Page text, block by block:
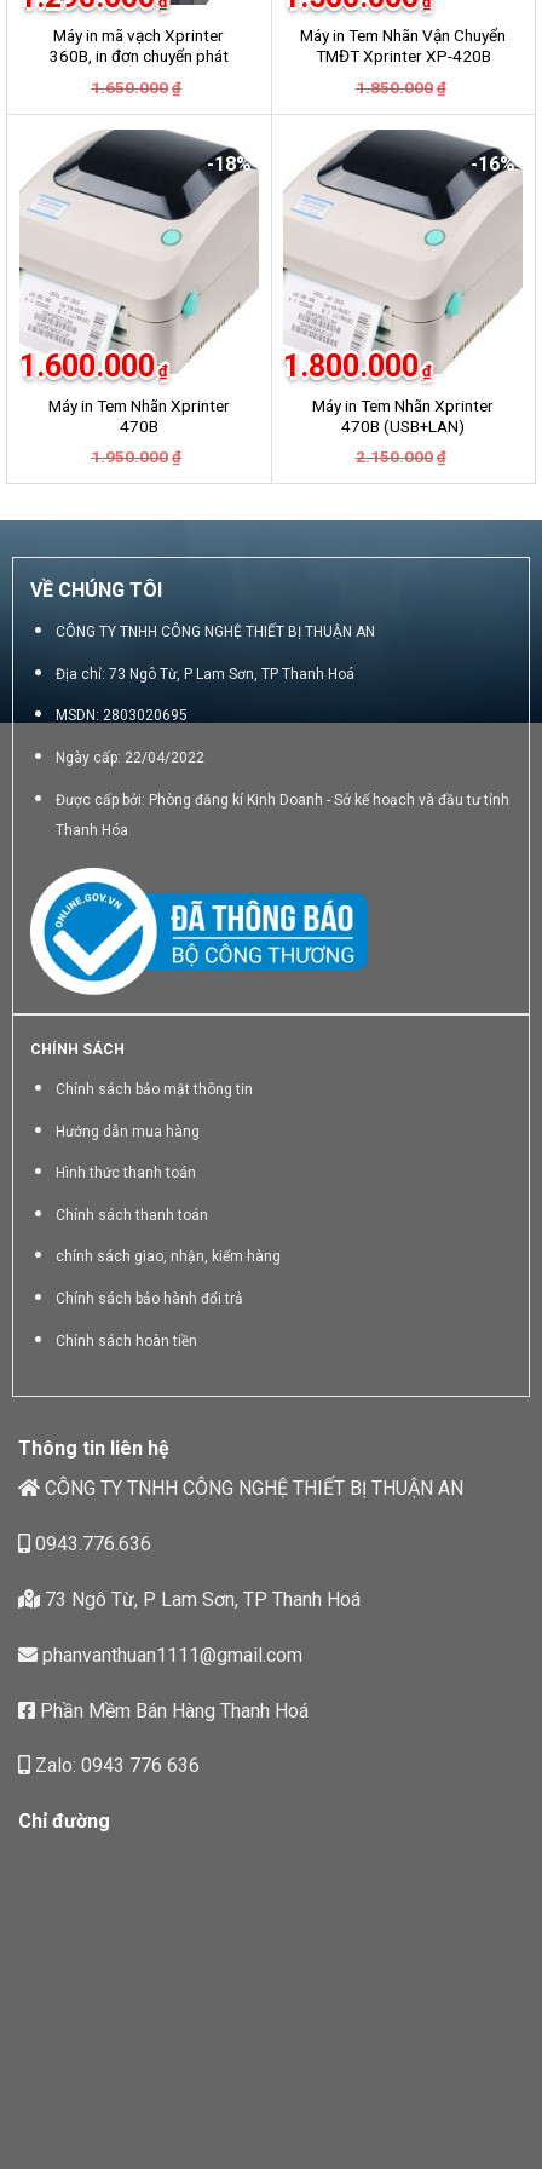
Máy in mã vạch Xprinter
360B, in đơn chuyển phát
GHN, GHTK, Viettel Post,
VNpost, Best, J&T
1.650.000 ₫
là:
1.650.000₫.
tại
là:
1.290.000₫.
Máy in Tem Nhãn Vận Chuyển
TMĐT Xprinter XP-420B
1.850.000 ₫
là:
1.850.000₫.
tại
là:
1.500.000₫.
-18%
Máy in Tem Nhãn Xprinter
470B
1.950.000 ₫
là:
1.600.000 ₫
tại
1.600.000₫.
-16%
Máy in Tem Nhãn Xprinter
470B (USB+LAN)
2.150.000 ₫
là:
1.800.000 ₫
tại
1.800.000₫.
VỀ CHÚNG TÔI
CÔNG TY TNHH CÔNG NGHỆ THIẾT BỊ THUẬN AN
Địa chỉ: 73 Ngô Từ, P Lam Sơn, TP Thanh Hoá
MSDN: 2803020695
Ngày cấp: 22/04/2022
Được cấp bởi: Phòng đăng kí Kinh Doanh - Sở kế hoạch và đầu tư tỉnh
Thanh Hóa
CHÍNH SÁCH
Chính sách bảo mật thông tin
Hướng dẫn mua hàng
Hình thức thanh toán
Chính sách thanh toán
chính sách giao, nhận, kiểm hàng
Chính sách bảo hành đổi trả
Chính sách hoàn tiền
Thông tin liên hệ
CÔNG TY TNHH CÔNG NGHỆ THIẾT BỊ THUẬN AN
0943.776.636
73 Ngô Từ, P Lam Sơn, TP Thanh Hoá
phanvanthuan1111@gmail.com
Phần Mềm Bán Hàng Thanh Hoá
Zalo: 0943 776 636
Chỉ đường